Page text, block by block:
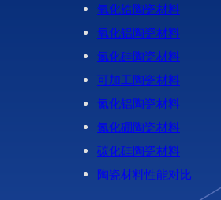
氧化锆陶瓷材料
氧化铝陶瓷材料
氮化硅陶瓷材料
可加工陶瓷材料
氮化铝陶瓷材料
氮化硼陶瓷材料
碳化硅陶瓷材料
陶瓷材料性能对比